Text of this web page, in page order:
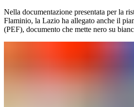
Nella documentazione presentata per la
Flaminio, la Lazio ha allegato anche il
(PEF), documento che mette nero su